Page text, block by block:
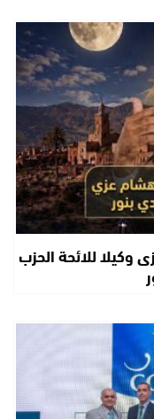
وكيلا للائحة الحزب